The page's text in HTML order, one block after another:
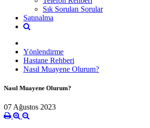
Sık Sorulan Sorular
Satınalma
Yönlendirme
Hastane Rehberi
Nasıl Muayene Olurum?
Nasıl Muayene Olurum?
07 Ağustos 2023